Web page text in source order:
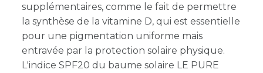
supplémentaires, comme le fait de permettre
la synthèse de la vitamine D, qui est essentielle
pour une pigmentation uniforme mais
entravée par la protection solaire physique.
L'indice SPF20 du baume solaire LE PURE